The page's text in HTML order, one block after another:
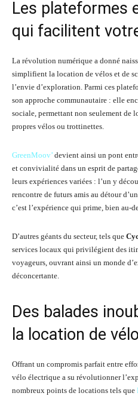
Les plateformes
qui facilitent
La révolution numérique a donné
simplifient la location de vélos et de
l’envie d’exploration. Parmi ces
son approche communautaire : elle
sociale, permettant non seulement de
propres vélos ou trottinettes.
GreenMoov’ devient ainsi un pont
et convivialité dans un esprit de
leurs expériences variées : l’un y
rencontre de futurs amis au détour
c’est l’expérience qui prime, bien au-
D’autres géants du secteur, tels que
services locaux qui privilégient des
voyageurs, ouvrant ainsi un monde
déconcertante.
Des balades
la location de
Offrant un compromis parfait entre
vélo électrique a su révolutionner
nombreux points de locations tels que